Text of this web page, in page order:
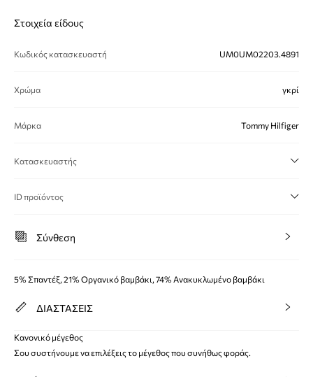
Στοιχεία είδους
Κωδικός κατασκευαστή UM0UM02203.4891
Χρώμα γκρί
Μάρκα Tommy Hilfiger
Κατασκευαστής
ID προϊόντος
Σύνθεση
5% Σπαντέξ, 21% Οργανικό βαμβάκι, 74% Ανακυκλωμένο βαμβάκι
ΔΙΑΣΤΑΣΕΙΣ
Κανονικό μέγεθος
Σου συστήνουμε να επιλέξεις το μέγεθος που συνήθως φοράς.